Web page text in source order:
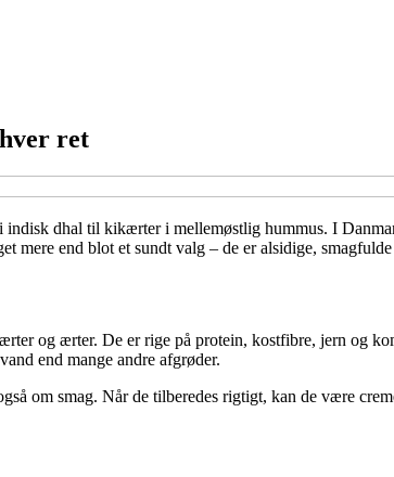
ret
dhal til kikærter i mellemøstlig hummus. I
mere end blot et sundt valg – de er alsidige,
og ærter. De er rige på protein, kostfibre, jern og
end mange andre afgrøder.
om smag. Når de tilberedes rigtigt, kan de være